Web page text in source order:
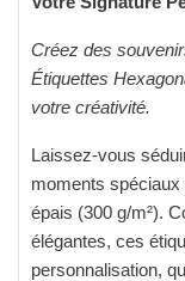
Créez des
Étiquettes
votre créativité.
Laissez-vous
moments
épais (300 g/m²).
élégantes, ces
personnalisation,